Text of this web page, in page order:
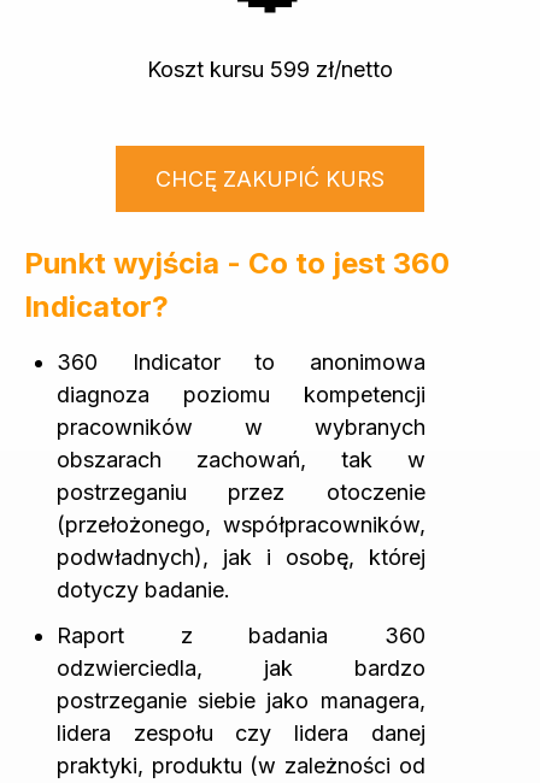
Koszt kursu 599 zł/netto
CHCĘ ZAKUPIĆ KURS
Punkt wyjścia - Co to jest 360
Indicator?
360 Indicator to anonimowa
diagnoza poziomu kompetencji
pracowników w wybranych
obszarach zachowań, tak w
postrzeganiu przez otoczenie
(przełożonego, współpracowników,
podwładnych), jak i osobę, której
dotyczy badanie.
Raport z badania 360
odzwierciedla, jak bardzo
postrzeganie siebie jako managera,
lidera zespołu czy lidera danej
praktyki, produktu (w zależności od